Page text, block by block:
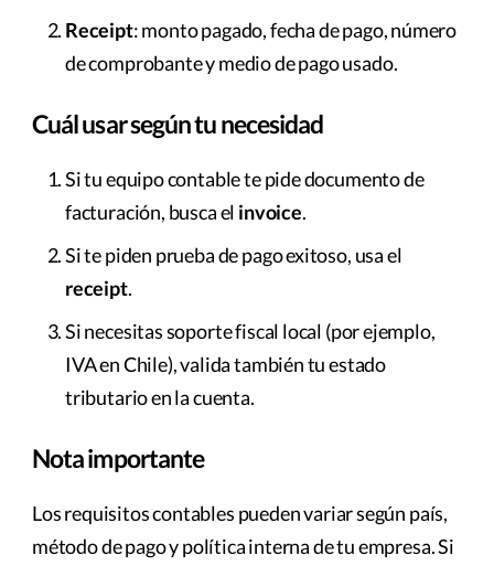
Receipt: monto pagado, fecha de pago, número
de comprobante y medio de pago usado.
Cuál usar según tu necesidad
Si tu equipo contable te pide documento de
facturación, busca el invoice.
Si te piden prueba de pago exitoso, usa el
receipt.
Si necesitas soporte fiscal local (por ejemplo,
IVA en Chile), valida también tu estado
tributario en la cuenta.
Nota importante
Los requisitos contables pueden variar según país,
método de pago y política interna de tu empresa. Si